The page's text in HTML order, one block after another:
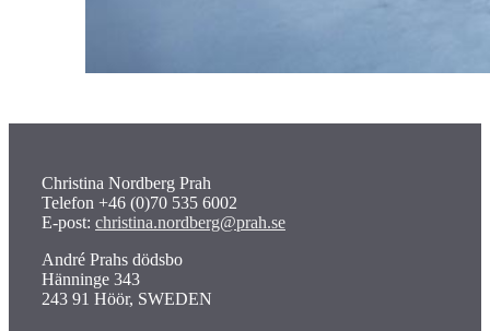
Christina Nordberg Prah
Telefon +46 (0)70 535 6002
E-post: christina.nordberg@prah.se
André Prahs dödsbo
Hänninge 343
243 91 Höör, SWEDEN